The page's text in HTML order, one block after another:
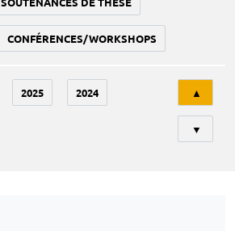
CONFÉRENCES/WORKSHOPS
2025 2024 ▲
▼